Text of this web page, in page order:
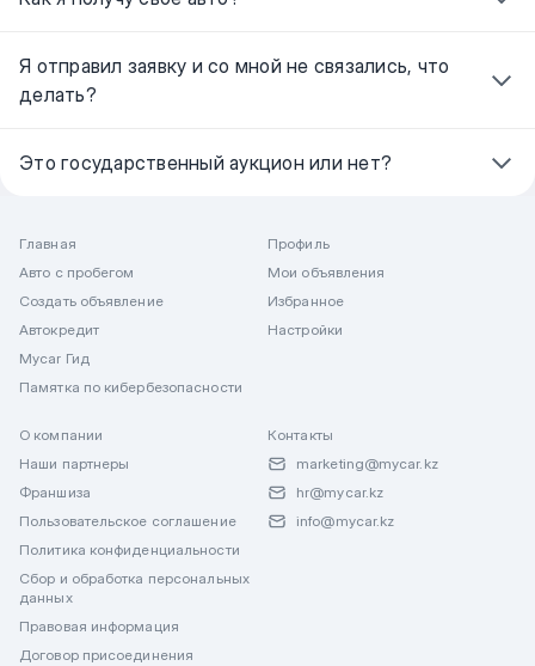
Я отправил заявку и со мной не связались, что
делать?
Это государственный аукцион или нет?
Главная
Авто с пробегом
Создать объявление
Автокредит
Mycar Гид
Памятка по кибербезопасности
Профиль
Мои объявления
Избранное
Настройки
О компании
Наши партнеры
Франшиза
Пользовательское соглашение
Политика конфиденциальности
Сбор и обработка персональных
данных
Правовая информация
Договор присоединения
Контакты
marketing@mycar.kz
hr@mycar.kz
info@mycar.kz